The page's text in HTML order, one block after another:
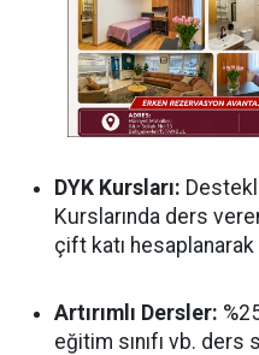
DYK Kursları:
Kurslarında ders
çift katı hesaplanarak
Artırımlı Dersler:
eğitim sınıfı vb. ders